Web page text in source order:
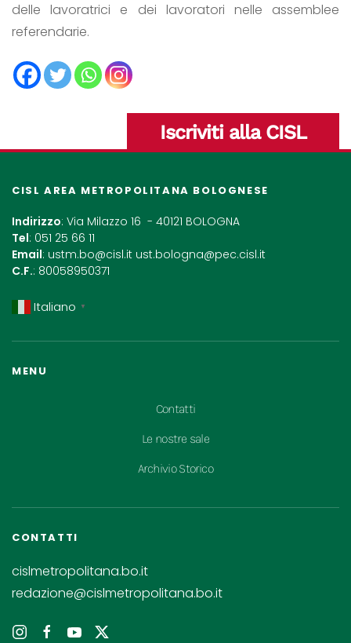
delle lavoratrici e dei lavoratori nelle assemblee
referendarie.
Iscriviti alla CISL
CISL AREA METROPOLITANA BOLOGNESE
Indirizzo: Via Milazzo 16 - 40121 BOLOGNA
Tel: 051 25 66 11
Email: ustm.bo@cisl.it ust.bologna@pec.cisl.it
C.F.: 80058950371
Italiano ▼
MENU
Contatti
Le nostre sale
Archivio Storico
CONTATTI
cislmetropolitana.bo.it
redazione@cislmetropolitana.bo.it